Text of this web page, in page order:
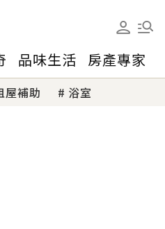
品味生活 房產專家
屋補助 浴室